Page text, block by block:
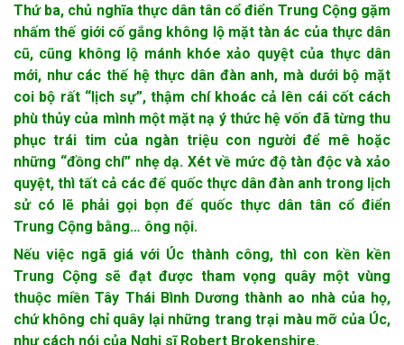
Thứ ba, chủ nghĩa thực dân tân cổ điển Trung Cộng gặm
nhấm thế giới cố gắng không lộ mặt tàn ác của thực dân
cũ, cũng không lộ mánh khóe xảo quyệt của thực dân
mới, như các thế hệ thực dân đàn anh, mà dưới bộ mặt
coi bộ rất “lịch sự”, thậm chí khoác cả lên cái cốt cách
phù thủy của mình một mặt nạ ý thức hệ vốn đã từng thu
phục trái tim của ngàn triệu con người để mê hoặc
những “đồng chí” nhẹ dạ. Xét về mức độ tàn độc và xảo
quyệt, thì tất cả các đế quốc thực dân đàn anh trong lịch
sử có lẽ phải gọi bọn đế quốc thực dân tân cổ điển
Trung Cộng bằng… ông nội.
Nếu việc ngã giá với Úc thành công, thì con kền kền
Trung Cộng sẽ đạt được tham vọng quây một vùng
thuộc miền Tây Thái Bình Dương thành ao nhà của họ,
chứ không chỉ quây lại những trang trại màu mỡ của Úc,
như cách nói của Nghị sĩ Robert Brokenshire.